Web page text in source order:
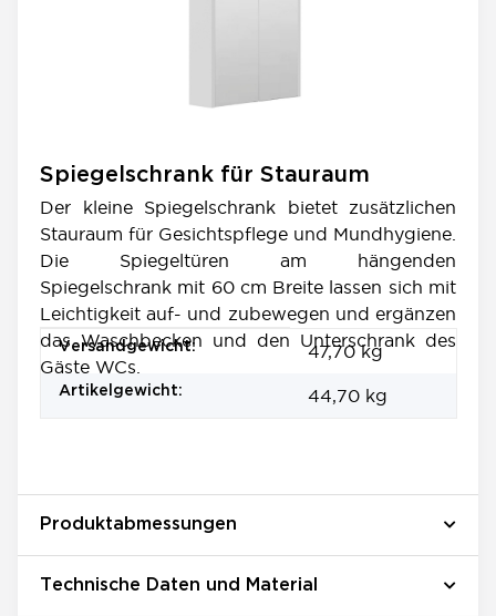
Spiegelschrank für Stauraum
Der kleine Spiegelschrank bietet zusätzlichen
Stauraum für Gesichtspflege und Mundhygiene.
Die Spiegeltüren am hängenden
Spiegelschrank mit 60 cm Breite lassen sich mit
Leichtigkeit auf- und zubewegen und ergänzen
das Waschbecken und den Unterschrank des
Gäste WCs.
Produkteigenschaft
Wert
Versandgewicht: 47,70 kg
Artikelgewicht: 44,70 kg
Produktabmessungen
Technische Daten und Material